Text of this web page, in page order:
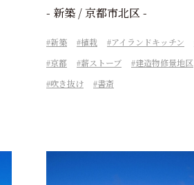
- 新築 / 京都市北区 -
新築 植栽 アイランドキッチン
京都 薪ストーブ 建造物修景地区
吹き抜け 書斎